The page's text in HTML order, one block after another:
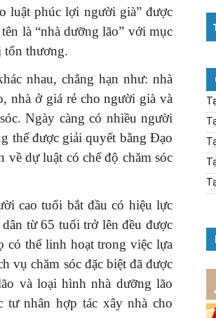
luật phúc lợi người già” được
là “nhà dưỡng lão” với mục
tổn thương.
nhau, chẳng hạn như: nhà
nhà ở giá rẻ cho người già và
Ngày càng có nhiều người
thể được giải quyết bằng Đạo
dự luật có chế độ chăm sóc
cao tuổi bắt đầu có hiệu lực
từ 65 tuổi trở lên đều được
có thể linh hoạt trong việc lựa
vụ chăm sóc đặc biệt đã được
và loại hình nhà dưỡng lão
nhân hợp tác xây nhà cho